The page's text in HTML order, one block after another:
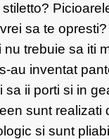
sa te
nu trebuie sa iti
au inventat
sa ii porti si in
sunt realizati
si sunt